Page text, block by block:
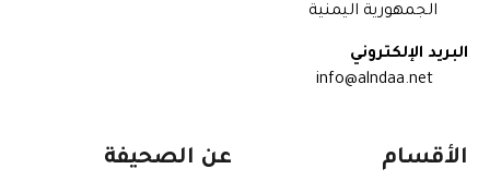
الجمهورية اليمنية
البريد الإلكتروني
info@alndaa.net
الأقسام عن الصحيفة